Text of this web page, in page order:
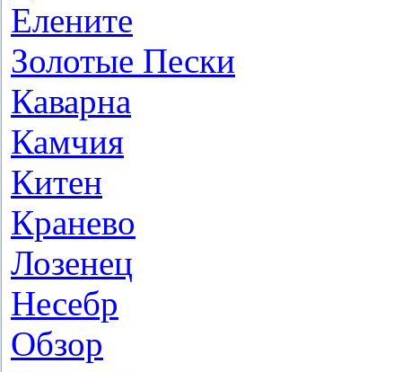
Елените
Золотые Пески
Каварна
Камчия
Китен
Кранево
Лозeнец
Несебр
Обзор